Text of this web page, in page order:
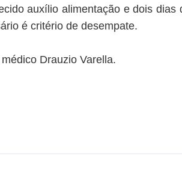
auxílio alimentação e dois
é critério de desempate.
Drauzio Varella.